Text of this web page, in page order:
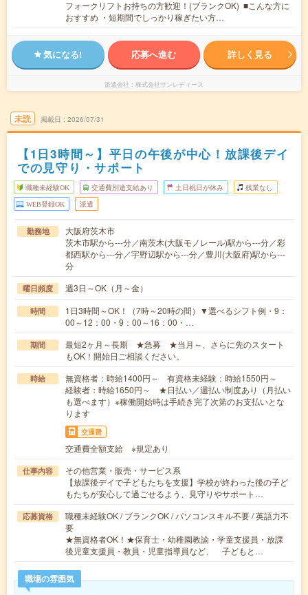
フォークリフトお持ちの方歓迎！(ブランクOK) ■こんな方に
おすすめ ・短期間でしっかり稼ぎたい方…
気になる! 応募へ進む 詳しく見る
派遣会社 株式会社サンレディース
未読 掲載日 2026/07/31
【1日3時間～】平日の午後が中心！放課後デイ
での見守り・サポート
職種未経験OK 交通費別途支給あり 土日祝日が休み 残業なし
WEB登録OK 派遣
勤務地
大阪府茨木市
茨木市駅から---分／南茨木(大阪モノレール)駅から---分／彩
都西駅から---分／宇野辺駅から---分／豊川(大阪府)駅から---
分
曜日頻度 週3日～OK（月～金）
時間
1日3時間～OK！（7時～20時の間）▼選べるシフト例・9：
00～12：00・9：00～16：00・…
期間
最短2ヶ月～長期 ★急募 ★当月～、さらに先のスタート
もOK！開始日ご相談ください。
時給
無資格者：時給1400円～ 有資格未経験：時給1550円～
経験者：時給1650円～ ★日払い／週払い制度あり（月払い
も選べます）※稼働開始時は手続き完了次第のお支払いとな
ります
交通費
交通費全額支給 ※規定あり
仕事内容
その他営業・販売・サービス系
【放課後デイで子どもたちを支援】学校が終わった後の子ど
もたちが安心して過ごせるよう、見守りやサポート…
応募資格
職種未経験OK / ブランクOK / パソコンスキル不要 / 英語力不
要
★無資格者OK！★保育士・幼稚園教諭・学童支援員・放課
後児童支援員・教員・児童指導員など、 子どもと…
職場の雰囲気